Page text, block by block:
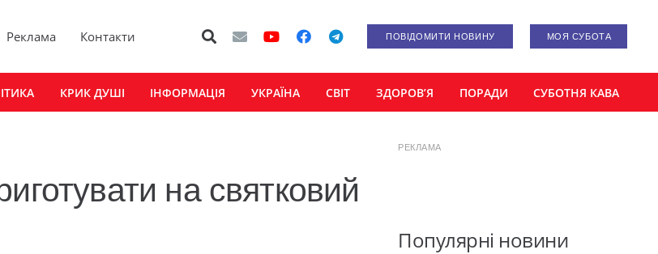
Реклама Контакти ПОВІДОМИТИ НОВИНУ МОЯ СУБОТА
КРИК ДУШІ ІНФОРМАЦІЯ УКРАЇНА СВІТ ЗДОРОВ’Я ПОРАДИ СУБОТНЯ КАВА
на святковий
РЕКЛАМА
Популярні новини